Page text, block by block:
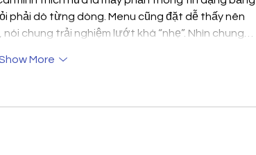
phải dò từng dòng. Menu cũng đặt dễ thấy nên
chung trải nghiệm lướt khá “nhẹ”. Nhìn chung…
More